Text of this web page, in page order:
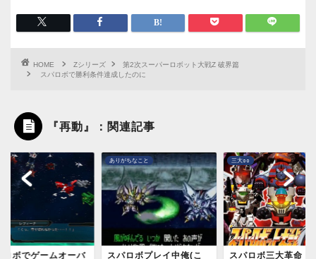
HOME Zシリーズ
第2次スーパーロボット大戦Z 破界篇
スパロボで勝利条件達成したのに
『再動』：関連記事
ロボでゲームオーバ
ありがちなこと
スパロボプレイ中俺(こ
三大○○
スパロボ三大革命